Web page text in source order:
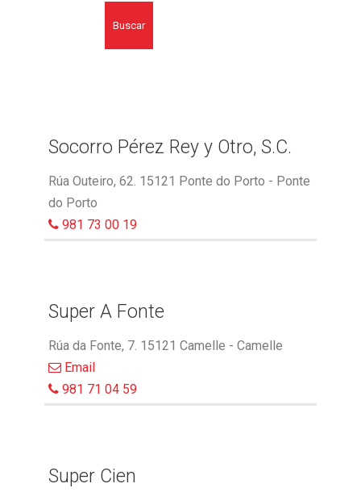
Buscar
Socorro Pérez Rey y Otro, S.C.
Rúa Outeiro, 62. 15121 Ponte do Porto - Ponte
do Porto
981 73 00 19
Super A Fonte
Rúa da Fonte, 7. 15121 Camelle - Camelle
Email
981 71 04 59
Super Cien